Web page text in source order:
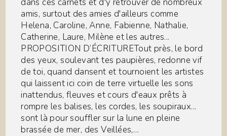
amis, surtout des amies d'ailleurs comme
Helena, Caroline, Anne, Fabienne, Nathalie,
Catherine, Laure, Milène et les autres...
PROPOSITION D’ÉCRITURETout près, le bord
des yeux, soulevant tes paupières, redonne vif
de toi, quand dansent et tournoient les artistes
qui laissent ici coin de terre virtuelle les sons
inattendus, fleuves et cours d'eaux prêts à
rompre les balises, les cordes, les soupiraux...
sont là pour souffler sur la lune en pleine
brassée de mer, des Veillées,…